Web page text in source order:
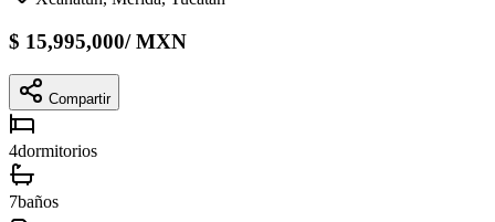
$ 15,995,000/MXN
Compartir
4dormitorios
7baños